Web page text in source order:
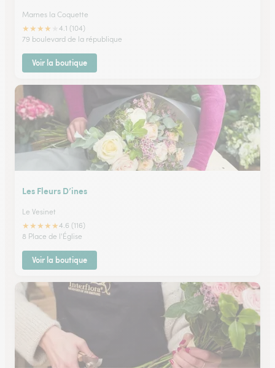
Marnes la Coquette
★★★★
4.1 (104)
79 boulevard de la république
Voir la boutique
Les Fleurs D’ines
Le Vesinet
★★★★★4.6 (116)
8 Place de l'Église
Voir la boutique